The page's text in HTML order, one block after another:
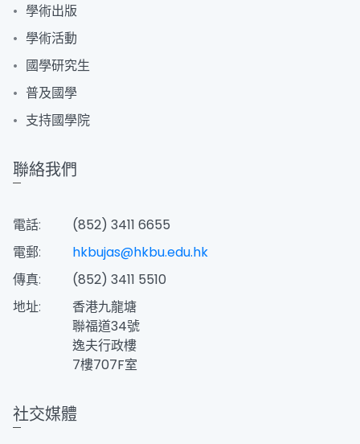
學術出版
學術活動
國學研究生
普及國學
支持國學院
聯絡我們
電話:
(852) 3411 6655
電郵:
hkbujas@hkbu.edu.hk
傳真:
(852) 3411 5510
地址:
香港九龍塘
聯福道34號
逸夫行政樓
7樓707F室
社交媒體